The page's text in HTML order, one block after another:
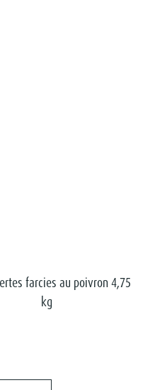
farcies au poivron 4,75
kg